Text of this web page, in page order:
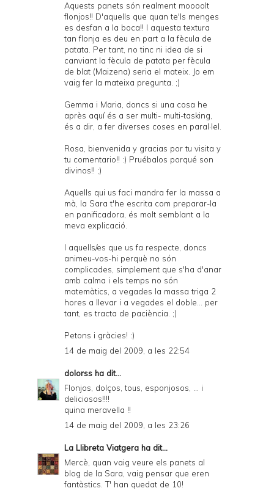
Aquests panets són realment moooolt
flonjos!! D'aquells que quan te'ls menges
es desfan a la boca!! I aquesta textura
tan flonja es deu en part a la fècula de
patata. Per tant, no tinc ni idea de si
canviant la fècula de patata per fècula
de blat (Maizena) seria el mateix. Jo em
vaig fer la mateixa pregunta. ;)
Gemma i Maria, doncs si una cosa he
après aquí és a ser multi- multi-tasking,
és a dir, a fer diverses coses en paral·lel.
Rosa, bienvenida y gracias por tu visita y
tu comentario!! :) Pruébalos porqué son
divinos!! ;)
Aquells qui us faci mandra fer la massa a
mà, la Sara t'he escrita com preparar-la
en panificadora, és molt semblant a la
meva explicació.
I aquells/es que us fa respecte, doncs
animeu-vos-hi perquè no són
complicades, simplement que s'ha d'anar
amb calma i els temps no són
matemàtics, a vegades la massa triga 2
hores a llevar i a vegades el doble... per
tant, es tracta de paciència. ;)
Petons i gràcies! :)
14 de maig del 2009, a les 22:54
dolorss ha dit...
Flonjos, dolços, tous, esponjosos, ... i
deliciosos!!!!
quina meravella !!
14 de maig del 2009, a les 23:26
La Llibreta Viatgera ha dit...
Mercè, quan vaig veure els panets al
blog de la Sara, vaig pensar que eren
fantàstics. T' han quedat de 10!